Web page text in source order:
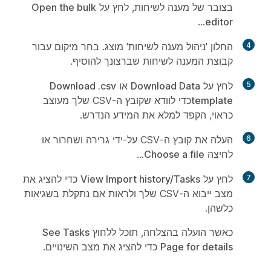
בצובר של מענה לשיחות, לחץ על Open the bulk
editor
...
4
החלון 'ניהול מענה לשיחות' מוצג. בחר מיקום עבור
קבוצת המענה לשיחות שברצונך להוסיף.
5 לחץ על Download Data או Download .csv
template
כדי לוודא שקובץ ה-CSV שלך מעוצב
כראוי, הקפד למלא את המידע הנדרש.
6
העלה את קובץ ה-CSV על-ידי גרירה ושחרור או
לחיצה Choose a file
...
7 לחץ על View Import history/Tasks כדי להציג את
מצב ייבוא ה-CSV שלך ולראות אם נתקלת בשגיאות
כלשהן.
כאשר הועלה בהצלחה, תוכל ללחוץ See Tasks
Page for details כדי להציג את מצב השינויים.